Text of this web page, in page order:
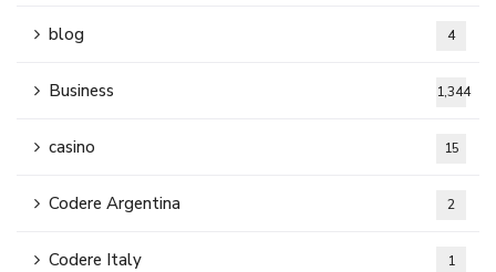
blog 4
Business 1,344
casino 15
Codere Argentina 2
Codere Italy 1